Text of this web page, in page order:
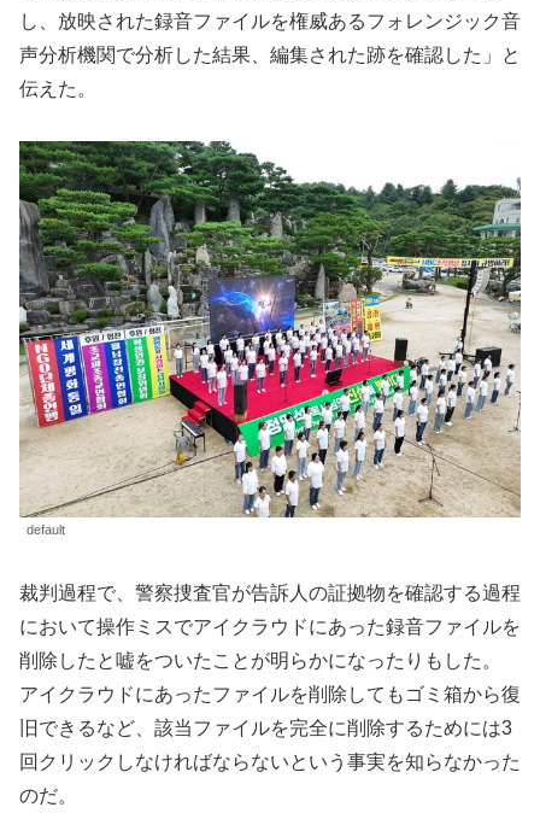
し、放映された録音ファイルを権威あるフォレンジック音
声分析機関で分析した結果、編集された跡を確認した」と
伝えた。
default
裁判過程で、警察捜査官が告訴人の証拠物を確認する過程
において操作ミスでアイクラウドにあった録音ファイルを
削除したと嘘をついたことが明らかになったりもした。
アイクラウドにあったファイルを削除してもゴミ箱から復
旧できるなど、該当ファイルを完全に削除するためには3
回クリックしなければならないという事実を知らなかった
のだ。